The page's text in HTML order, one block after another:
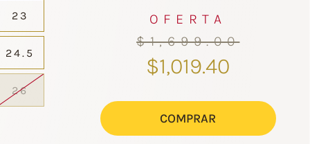
23
24.5
26
OFERTA
$1,699.00
$1,019.40
COMPRAR